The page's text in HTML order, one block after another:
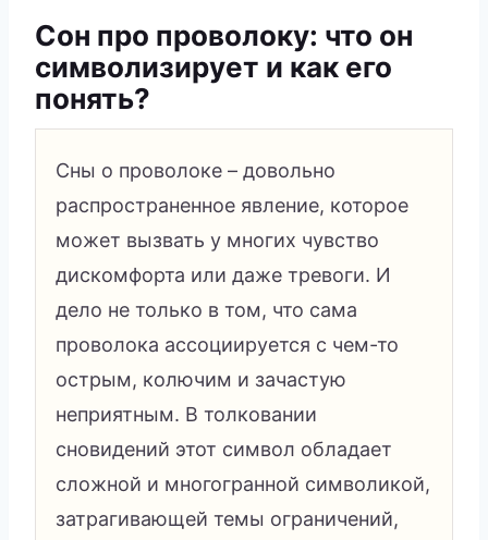
Сон про проволоку: что он
символизирует и как его
понять?
Сны о проволоке – довольно
распространенное явление, которое
может вызвать у многих чувство
дискомфорта или даже тревоги. И
дело не только в том, что сама
проволока ассоциируется с чем-то
острым, колючим и зачастую
неприятным. В толковании
сновидений этот символ обладает
сложной и многогранной символикой,
затрагивающей темы ограничений,